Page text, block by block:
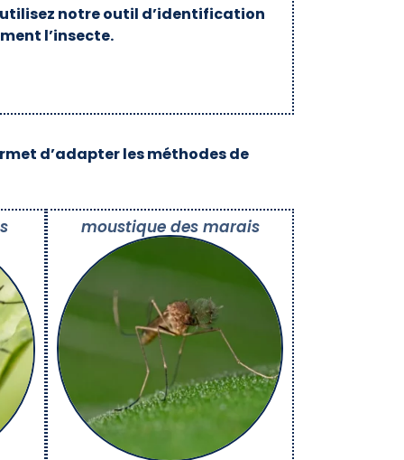
utilisez notre outil d’identification
l’insecte.
d’adapter les méthodes de
moustique des marais